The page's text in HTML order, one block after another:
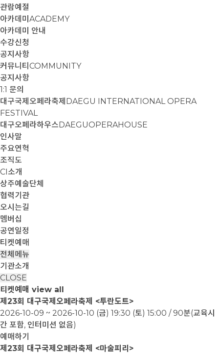
관람예절
아카데미 ACADEMY
아카데미 안내
수강신청
공지사항
커뮤니티 COMMUNITY
공지사항
1:1 문의
대구국제오페라축제 DAEGU INTERNATIONAL OPERA
FESTIVAL
대구오페라하우스DAEGUOPERAHOUSE
인사말
주요연혁
조직도
CI소개
상주예술단체
협력기관
오시는길
멤버십
공연일정
티켓예매
전체메뉴
기관소개
CLOSE
티켓예매 view all
제23회 대구국제오페라축제 <투란도트>
2026-10-09 ~ 2026-10-10 (금) 19:30 (토) 15:00 / 90분(교육시
간 포함, 인터미션 없음)
예매하기
제23회 대구국제오페라축제 <마술피리>